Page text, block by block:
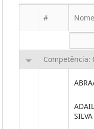
# Nome
Competência:
SILVA